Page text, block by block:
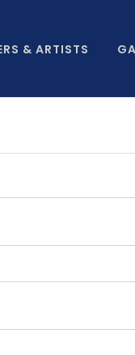
& ARTISTS